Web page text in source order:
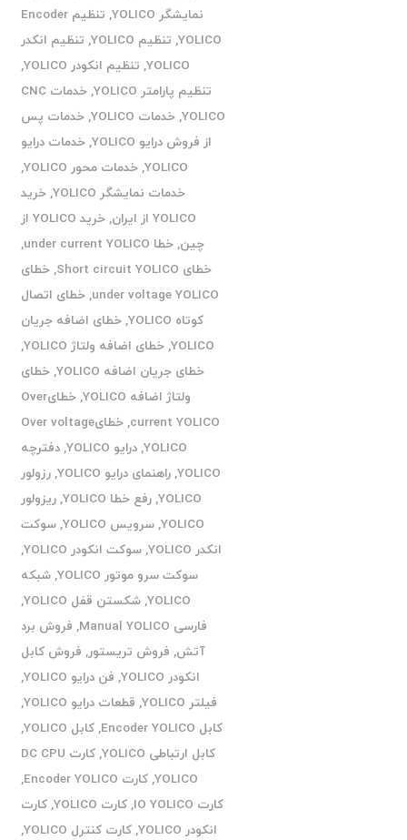
نمایشگر YOLICO
,
تنظیم Encoder
YOLICO
, تنظیم YOLICO , تنظیم انکدر
YOLICO
, تنظیم انکودر YOLICO
,
تنظیم پارامتر YOLICO
,
خدمات CNC
YOLICO
,خدمات YOLICO ,خدمات پس
از فروش درایو YOLICO
,خدمات درایو
YOLICO
,خدمات محور YOLICO
,
خدمات نمایشگر YOLICO
,خرید
YOLICO از ایران
,
خرید YOLICO از
چین,خطا under current YOLICO
,
خطای Short circuit YOLICO
,خطای
under voltage YOLICO
,خطای اتصال
کوتاه YOLICO
,خطای اضافه جریان
YOLICO
,خطای اضافه ولتاژ YOLICO
,
خطای جریان اضافه YOLICO
,خطای
ولتاژ اضافه YOLICO
,
خطایOver
current YOLICO
,
خطایOver voltage
YOLICO
,درایو YOLICO ,دفترچه
YOLICO
,راهنمای درایو YOLICO ,رزولور
YOLICO
,رفع خطا YOLICO ,ریزولور
YOLICO
,سرویس YOLICO ,سوکت
انکدر YOLICO
,سوکت انکودر YOLICO
,
سوکت سرو موتور YOLICO
,شبکه
YOLICO
,شکستن قفل YOLICO
,
فارسی Manual YOLICO
, فروش برد
آتش, فروش تریستور, فروش کابل
انکودر YOLICO
, فن درایو YOLICO
,
فیلتر YOLICO
, قطعات درایو YOLICO
,
کابل Encoder YOLICO
,کابل YOLICO
,
کابل ارتباطی YOLICO
,
کارت DC CPU
YOLICO
,کارت Encoder YOLICO
,
کارت IO YOLICO
,کارت YOLICO ,کارت
انکودر YOLICO
,کارت کنترل YOLICO
,